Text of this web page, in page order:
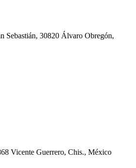
Sebastián, 30820 Álvaro Obregón,
Vicente Guerrero, Chis., México